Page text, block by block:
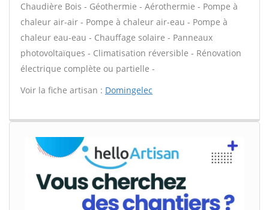
Chaudière Bois - Géothermie - Aérothermie - Pompe à
chaleur air-air - Pompe à chaleur air-eau - Pompe à
chaleur eau-eau - Chauffage solaire - Panneaux
photovoltaïques - Climatisation réversible - Rénovation
électrique complète ou partielle -
Voir la fiche artisan : Domingelec